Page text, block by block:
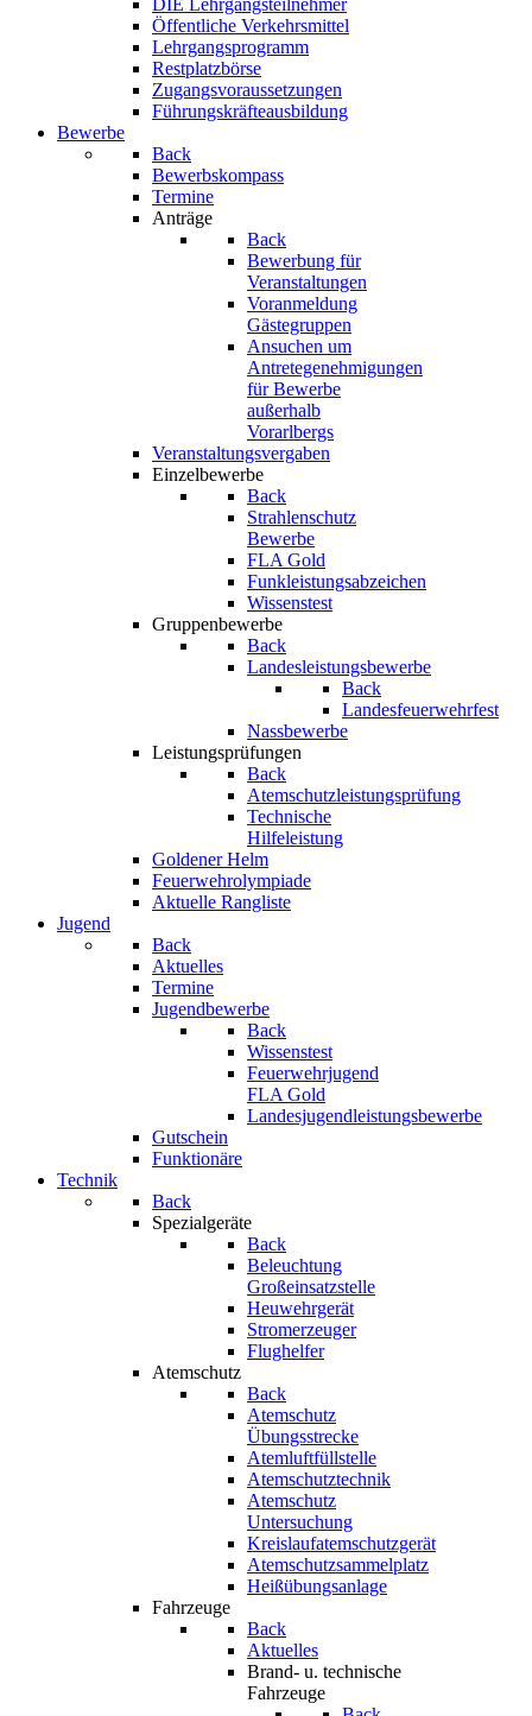
DIE Lehrgangsteilnehmer
Öffentliche Verkehrsmittel
Lehrgangsprogramm
Restplatzbörse
Zugangsvoraussetzungen
Führungskräfteausbildung
Bewerbe
Back
Bewerbskompass
Termine
Anträge
Back
Bewerbung für
Veranstaltungen
Voranmeldung
Gästegruppen
Ansuchen um
Antretegenehmigungen
für Bewerbe
außerhalb
Vorarlbergs
Veranstaltungsvergaben
Einzelbewerbe
Back
Strahlenschutz
Bewerbe
FLA Gold
Funkleistungsabzeichen
Wissenstest
Gruppenbewerbe
Back
Landesleistungsbewerbe
Back
Landesfeuerwehrfest
Nassbewerbe
Leistungsprüfungen
Back
Atemschutzleistungsprüfung
Technische
Hilfeleistung
Goldener Helm
Feuerwehrolympiade
Aktuelle Rangliste
Jugend
Back
Aktuelles
Termine
Jugendbewerbe
Back
Wissenstest
Feuerwehrjugend
FLA Gold
Landesjugendleistungsbewerbe
Gutschein
Funktionäre
Technik
Back
Spezialgeräte
Back
Beleuchtung
Großeinsatzstelle
Heuwehrgerät
Stromerzeuger
Flughelfer
Atemschutz
Back
Atemschutz
Übungsstrecke
Atemluftfüllstelle
Atemschutztechnik
Atemschutz
Untersuchung
Kreislaufatemschutzgerät
Atemschutzsammelplatz
Heißübungsanlage
Fahrzeuge
Back
Aktuelles
Brand- u. technische
Fahrzeuge